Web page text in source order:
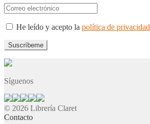
He leído y acepto la política de privacidad
Síguenos
© 2026 Librería Claret
Contacto